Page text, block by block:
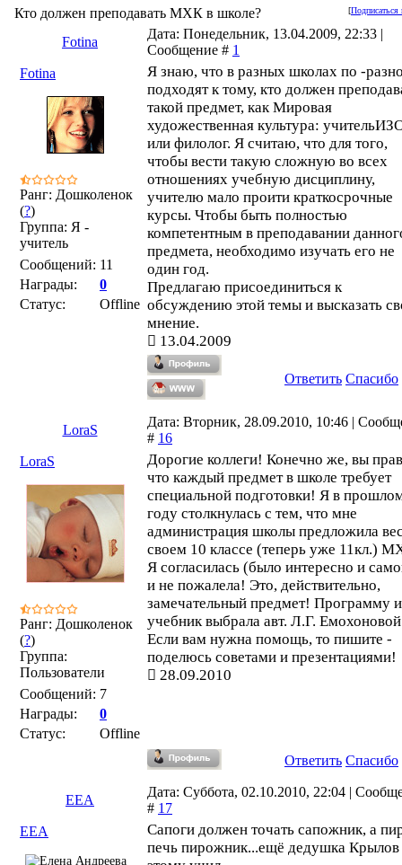
[Подписаться
Кто должен преподавать МХК в школе?
Fotina
Дата: Понедельник, 13.04.2009, 22:33 |
Сообщение # 1
Fotina
Ранг: Дошколенок
(?)
Группа: Я -
учитель
Сообщений: 11
Награды:
0
Статус:
Offline
Я знаю, что в разных школах по -
подходят к тому, кто должен
такой предмет, как Мировая
художественная культура:
или филолог. Я считаю, что для того,
чтобы вести такую сложную во всех
отношениях учебную дисциплину,
учителю мало проити краткосрочные
курсы. Чтобы быть полностью
компетентным в преподавании
предмета, необходимо изучать его не
один год.
Предлагаю присоединиться к
обсуждению этой темы и высказать
мнение.
13.04.2009
Ответить Спасибо
LoraS
Дата: Вторник, 28.09.2010, 10:46 |
# 16
LoraS
Ранг: Дошколенок
(?)
Группа:
Пользователи
Сообщений: 7
Награды:
0
Статус:
Offline
Дорогие коллеги! Конечно же, вы
что каждый предмет в школе требует
специальной подготовки! Я в
году столкнулась с тем, что мне
администрация школы предложила
своем 10 классе (теперь уже 11кл.)
Я согласилась (было интересно и
и не пожалела! Это, действительно,
замечательный предмет! Программу и
учебник выбрала авт. Л.Г.
Если вам нужна помощь, то пишите -
поделюсь советами и презентациями!
28.09.2010
Ответить Спасибо
ЕЕА
Дата: Суббота, 02.10.2010, 22:04 |
# 17
ЕЕА
Сапоги должен точать сапожник, а
печь пирожник...ещё дедушка Крылов